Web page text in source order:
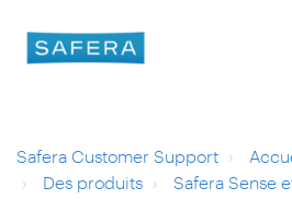
Safera Customer Support
Des produits
Safera Sense